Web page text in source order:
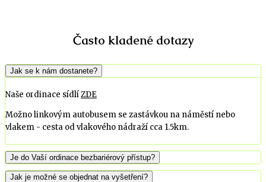
Často kladené dotazy
Jak se k nám dostanete?
Naše ordinace sídlíZDE
Možno linkovým autobusem se zastávkou na náměstí nebo
vlakem - cesta od vlakového nádraží cca 1.5km.
Je do Vaší ordinace bezbariérový přístup?
Jak je možné se objednat na vyšetření?